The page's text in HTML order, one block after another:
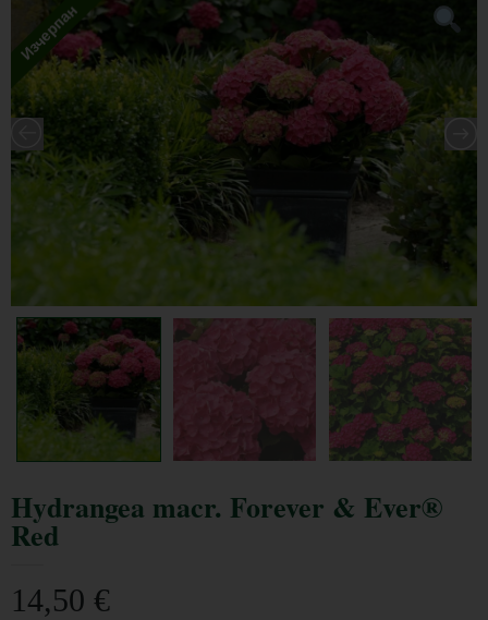
Изчерпан
Hydrangea macr. Forever & Ever®
Red
14,50 €